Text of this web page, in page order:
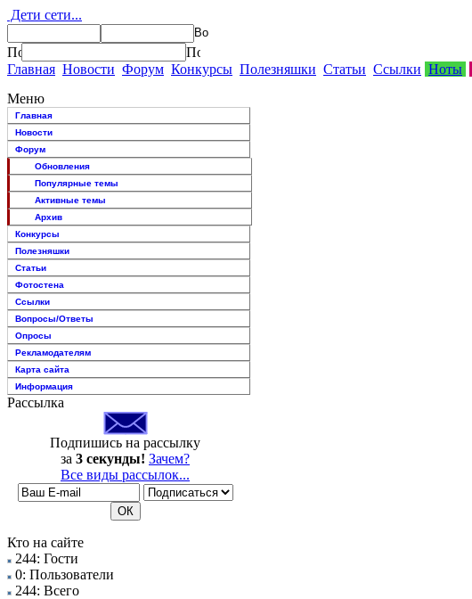
Дети сети...
Главная Новости Форум Конкурсы Полезняшки Статьи Ссылки Ноты
Меню
Главная
Новости
Форум
Обновления
Популярные темы
Активные темы
Архив
Конкурсы
Полезняшки
Статьи
Фотостена
Ссылки
Вопросы/Ответы
Опросы
Рекламодателям
Карта сайта
Информация
Рассылка
Подпишись на рассылку
за 3 секунды! Зачем?
Все виды рассылок...
Кто на сайте
244: Гости
0: Пользователи
244: Всего